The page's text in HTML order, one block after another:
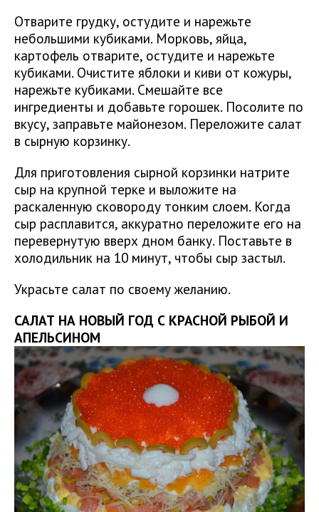
Отварите грудку, остудите и нарежьте
небольшими кубиками. Морковь, яйца,
картофель отварите, остудите и нарежьте
кубиками. Очистите яблоки и киви от кожуры,
нарежьте кубиками. Смешайте все
ингредиенты и добавьте горошек. Посолите по
вкусу, заправьте майонезом. Переложите салат
в сырную корзинку.
Для приготовления сырной корзинки натрите
сыр на крупной терке и выложите на
раскаленную сковороду тонким слоем. Когда
сыр расплавится, аккуратно переложите его на
перевернутую вверх дном банку. Поставьте в
холодильник на 10 минут, чтобы сыр застыл.
Украсьте салат по своему желанию.
САЛАТ НА НОВЫЙ ГОД С КРАСНОЙ РЫБОЙ И
АПЕЛЬСИНОМ